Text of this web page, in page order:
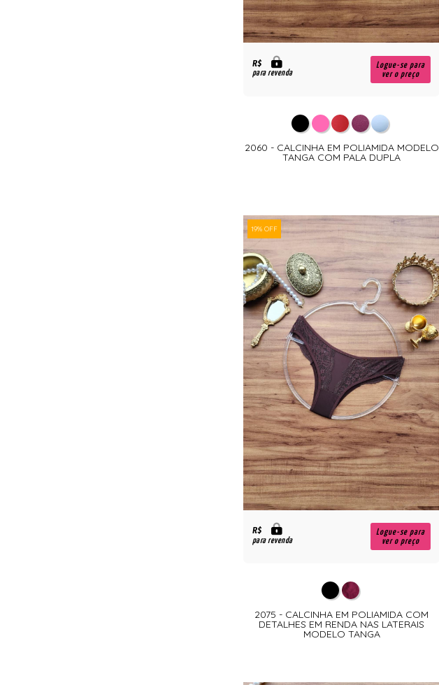
R$
para revenda
Logue-se para
ver o preço
2060 - CALCINHA EM POLIAMIDA MODELO
TANGA COM PALA DUPLA
19% OFF
R$
para revenda
Logue-se para
ver o preço
2075 - CALCINHA EM POLIAMIDA COM
DETALHES EM RENDA NAS LATERAIS
MODELO TANGA